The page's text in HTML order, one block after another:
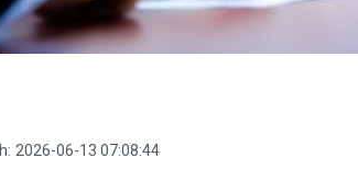
2026-06-13 07:08:44